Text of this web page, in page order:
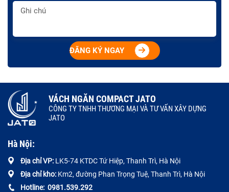
ĐĂNG KÝ NGAY
VÁCH NGĂN COMPACT JATO
CÔNG TY TNHH THƯƠNG MẠI VÀ TƯ VẤN XÂY DỰNG
JATO
Hà Nội:
Địa chỉ VP: LK5-74 KTDC Tứ Hiệp, Thanh Trì, Hà Nội
Địa chỉ kho: Km2, đường Phan Trọng Tuệ, Thanh Trì, Hà Nội
Hotline: 0981.539.292